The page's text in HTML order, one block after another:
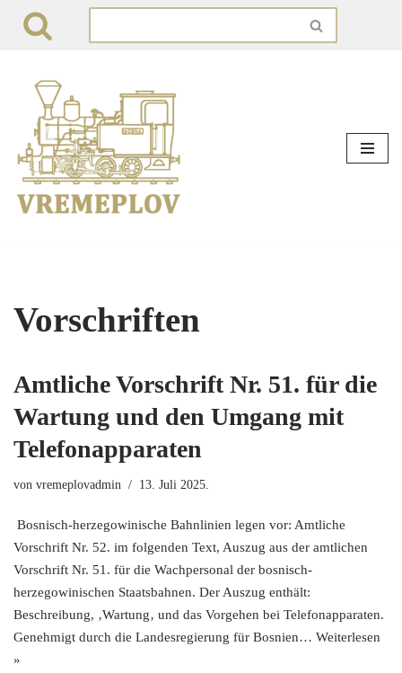
springen
Vorschriften
Amtliche Vorschrift Nr. 51. für die
Wartung und den Umgang mit
Telefonapparaten
von vremeplovadmin 13. Juli 2025.
Bosnisch-herzegowinische Bahnlinien legen vor: Amtliche
Vorschrift Nr. 52. im folgenden Text, Auszug aus der amtlichen
Vorschrift Nr. 51. für die Wachpersonal der bosnisch-
herzegowinischen Staatsbahnen. Der Auszug enthält:
Beschreibung, ‚Wartung‚ und das Vorgehen bei Telefonapparaten.
Genehmigt durch die Landesregierung für Bosnien… Weiterlesen
»